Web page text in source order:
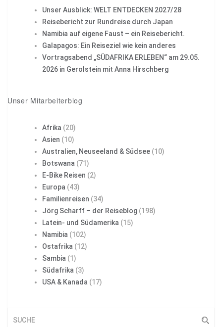
Unser Ausblick: WELT ENTDECKEN 2027/28
Reisebericht zur Rundreise durch Japan
Namibia auf eigene Faust – ein Reisebericht.
Galapagos: Ein Reiseziel wie kein anderes
Vortragsabend „SÜDAFRIKA ERLEBEN“ am 29.05.
2026 in Gerolstein mit Anna Hirschberg
Unser Mitarbeiterblog
Afrika (20)
Asien (10)
Australien, Neuseeland & Südsee (10)
Botswana (71)
E-Bike Reisen (2)
Europa (43)
Familienreisen (34)
Jörg Scharff – der Reiseblog (198)
Latein- und Südamerika (15)
Namibia (102)
Ostafrika (12)
Sambia (1)
Südafrika (3)
USA & Kanada (17)